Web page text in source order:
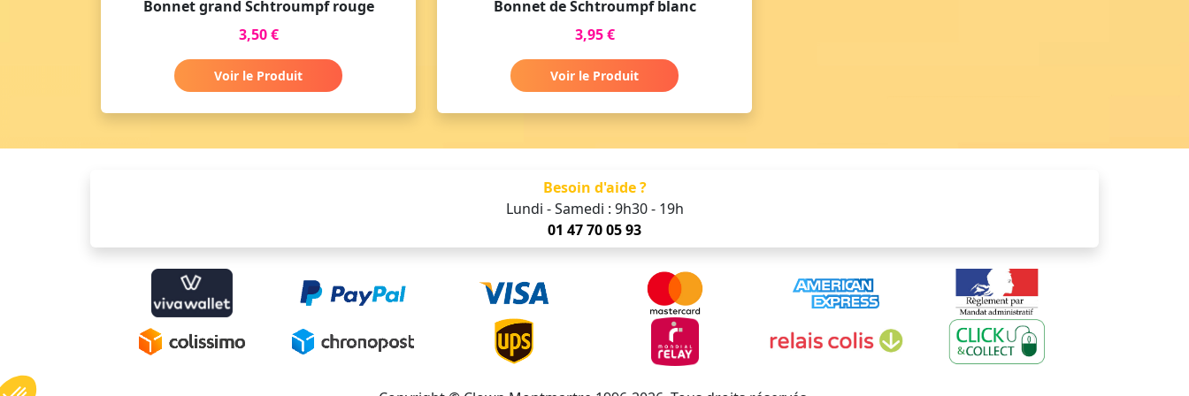
Bonnet grand Schtroumpf rouge
3,50 €
Voir le Produit
Bonnet de Schtroumpf blanc
3,95 €
Voir le Produit
Besoin d'aide ?
Lundi - Samedi : 9h30 - 19h
01 47 70 05 93